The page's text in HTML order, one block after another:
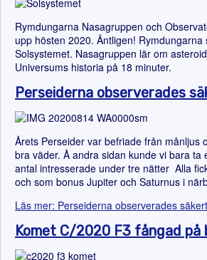
Rymdungarna Nasagruppen och
upp hösten 2020. Äntligen! Rymdungarna
Solsystemet. Nasagruppen lär om
Universums historia på 18 minuter.
Perseiderna observerades
Årets Perseider var befriade från månljus
bra väder. Å andra sidan kunde vi bara ta
antal intresserade under tre nätter Alla
och som bonus Jupiter och Saturnus i
Läs mer: Perseiderna observerades säkert
Komet C/2020 F3 fångad på